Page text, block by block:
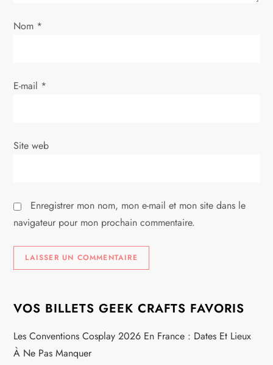
’
r
e
Nom *
E-mail *
Site web
Enregistrer mon nom, mon e-mail et mon site dans le
navigateur pour mon prochain commentaire.
VOS BILLETS GEEK CRAFTS FAVORIS
Les Conventions Cosplay 2026 En France : Dates Et Lieux
À Ne Pas Manquer